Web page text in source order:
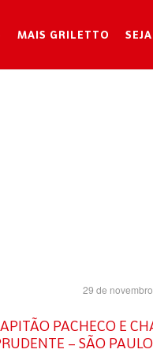
MAIS GRILETTO
29 de
PACHECO E
– SÃO